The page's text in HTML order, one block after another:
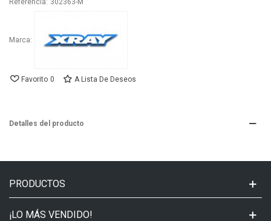
Referencia: 302363-M
Marca:
Favorito 0 A Lista De Deseos
Detalles del producto
PRODUCTOS
¡LO MÁS VENDIDO!